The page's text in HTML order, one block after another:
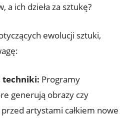
a ich dzieła za sztukę?
ewolucji sztuki,
techniki: Programy
generują obrazy czy
artystami całkiem nowe